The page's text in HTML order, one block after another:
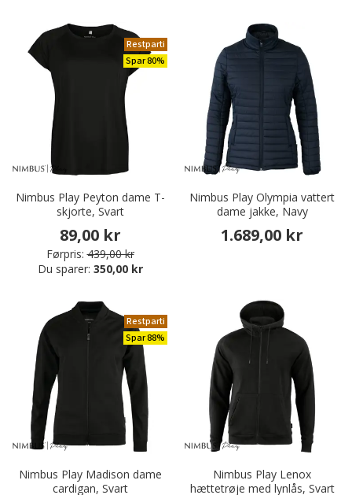
Restparti
Spar 80%
Nimbus Play Peyton dame T-
skjorte, Svart
89,00 kr
Førpris: 439,00 kr
Du sparer: 350,00 kr
Nimbus Play Olympia vattert
dame jakke, Navy
1.689,00 kr
Restparti
Spar 88%
Nimbus Play Madison dame
cardigan, Svart
Nimbus Play Lenox
hættetrøje med lynlås, Svart